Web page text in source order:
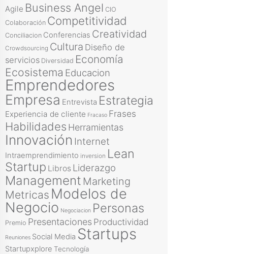
Agile Business Angel CIO
Colaboración Competitividad
Conciliacion Conferencias Creatividad
Crowdsourcing Cultura Diseño de
servicios Diversidad Economía
Ecosistema Educacion
Emprendedores
Empresa Entrevista Estrategia
Experiencia de cliente Fracaso Frases
Habilidades Herramientas
Innovación Internet
Intraemprendimiento inversion Lean
Startup Libros Liderazgo
Management Marketing
Metricas Modelos de
Negocio Negociacion Personas
Premio Presentaciones Productividad
Reuniones Social Media Startups
Startupxplore Tecnología